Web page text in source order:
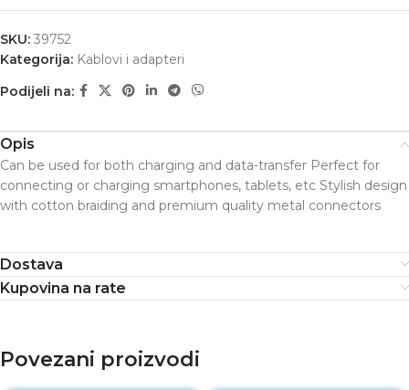
SKU: 39752
Kategorija: Kablovi i adapteri
Podijeli na:
Opis
Can be used for both charging and data-transfer Perfect for
connecting or charging smartphones, tablets, etc Stylish design
with cotton braiding and premium quality metal connectors
Dostava
Kupovina na rate
Povezani proizvodi